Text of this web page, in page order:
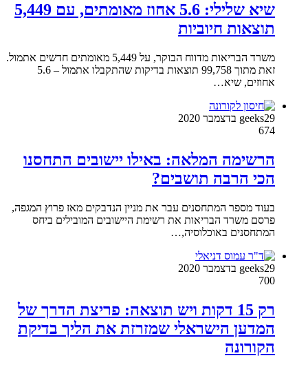
שיא שלילי: 5.6 אחוז מאומתים, עם 5,449
תוצאות חיוביות
משרד הבריאות מדווח הבוקר, על 5,449 מאומתים חדשים אתמול.
זאת מתוך 99,758 תוצאות בדיקות שהתקבלו אתמול – 5.6
אחוזים, שיא…
geeks29 בדצמבר 2020
674
הרשימה המלאה: באילו יישובים התחסנו
הכי הרבה תושבים?
בעוד מספר המתחסנים עבר את מניין הנדבקים מאז פרוץ המגפה,
פרסם משרד הבריאות את רשימת היישובים המובילים ביחס
המתחסנים באוכלוסיה,…
geeks29 בדצמבר 2020
700
רק 15 דקות ויש תוצאה: פריצת הדרך של
המדען הישראלי שמזרזת את הליך בדיקת
הקורונה